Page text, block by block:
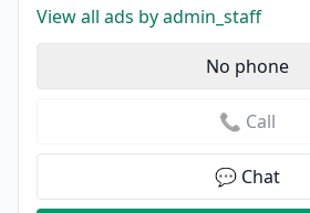
View all ads by admin_staff
No phone
📞 Call
💬 Chat